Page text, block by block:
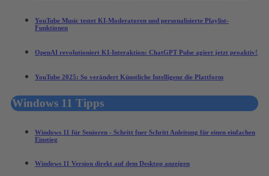
YouTube Music testet KI-Moderatoren und personalisierte Playlist-
Funktionen
OpenAI revolutioniert KI-Interaktion: ChatGPT Pulse agiert jetzt proaktiv!
YouTube 2025: So verändert Künstliche Intelligenz die Plattform
Windows 11 Tipps
Windows 11 für Senioren - Schritt fuer Schritt Anleitung für einen einfachen
Einstieg
Windows 11 Version direkt auf dem Desktop anzeigen